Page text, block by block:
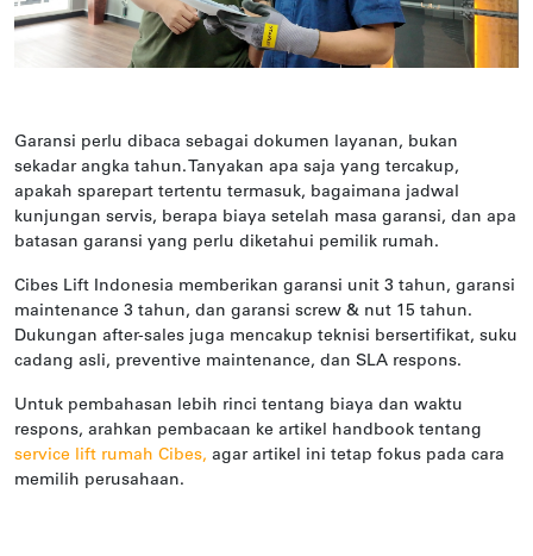
Garansi perlu dibaca sebagai dokumen layanan, bukan
sekadar angka tahun. Tanyakan apa saja yang tercakup,
apakah sparepart tertentu termasuk, bagaimana jadwal
kunjungan servis, berapa biaya setelah masa garansi, dan apa
batasan garansi yang perlu diketahui pemilik rumah.
Cibes Lift Indonesia memberikan garansi unit 3 tahun, garansi
maintenance 3 tahun, dan garansi screw & nut 15 tahun.
Dukungan after-sales juga mencakup teknisi bersertifikat, suku
cadang asli, preventive maintenance, dan SLA respons.
Untuk pembahasan lebih rinci tentang biaya dan waktu
respons, arahkan pembacaan ke artikel handbook tentang
service lift rumah Cibes, agar artikel ini tetap fokus pada cara
memilih perusahaan.